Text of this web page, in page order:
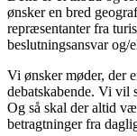
ønsker en bred
repræsentanter fra
beslutningsansvar og/
Vi ønsker møder, der
debatskabende. Vi vil
Og så skal der altid
betragtninger fra